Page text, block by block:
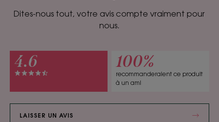
Dites-nous tout, votre avis compte vraiment pour
nous.
4.6 100%
recommanderaient ce produit
à un ami
LAISSER UN AVIS